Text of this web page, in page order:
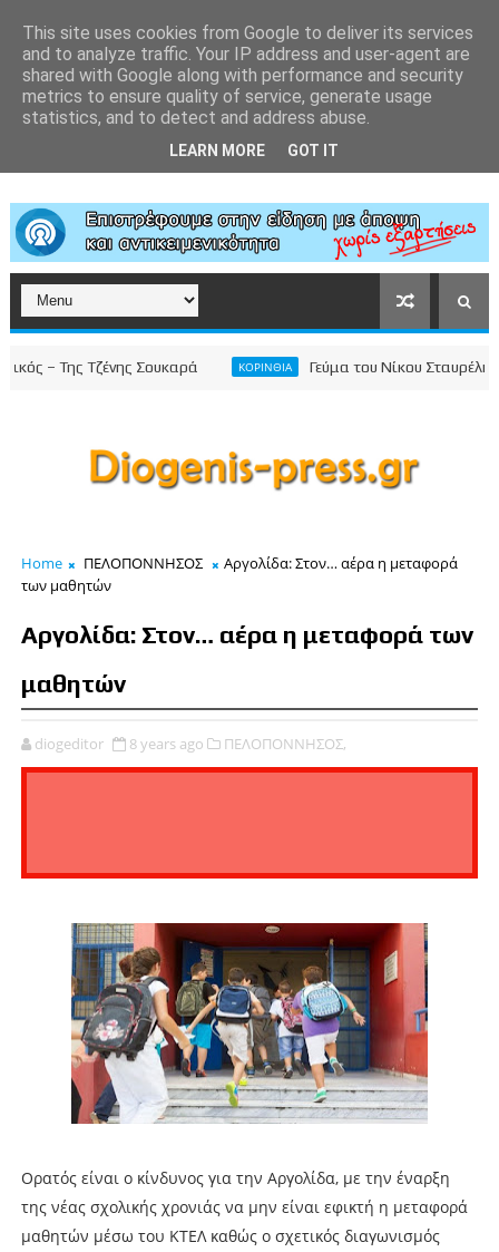
– Της Τζένης Σουκαρά ΚΟΡΙΝΘΙΑ Γεύμα του Νίκου Σταυρέλη
Home ΠΕΛΟΠΟΝΝΗΣΟΣ
Αργολίδα: Στον… αέρα η μεταφορά
των μαθητών
Αργολίδα: Στον… αέρα η μεταφορά των
μαθητών
diogeditor 8 years ago ΠΕΛΟΠΟΝΝΗΣΟΣ,
Ορατός είναι ο κίνδυνος για την Αργολίδα, με την έναρξη
της νέας σχολικής χρονιάς να μην είναι εφικτή η μεταφορά
μαθητών μέσω του ΚΤΕΛ καθώς ο σχετικός διαγωνισμός
This site uses cookies from Google to deliver its services
and to analyze traffic. Your IP address and user-agent are
shared with Google along with performance and security
metrics to ensure quality of service, generate usage
statistics, and to detect and address abuse.
LEARN MORE GOT IT